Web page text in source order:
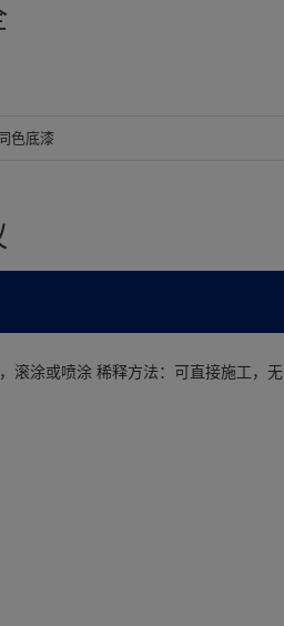
色底漆
滚涂或喷涂 稀释方法：可直接施工，